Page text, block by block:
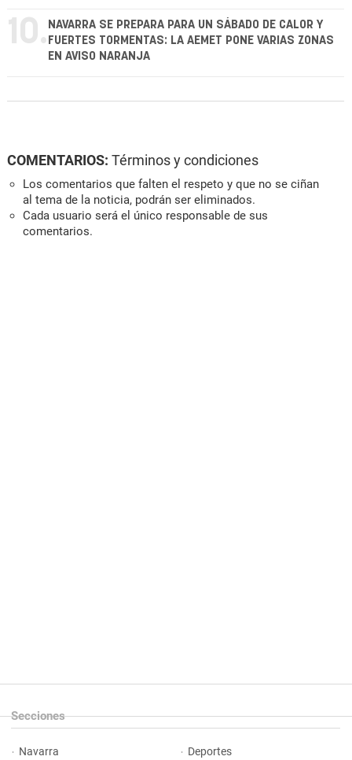
10. NAVARRA SE PREPARA PARA UN SÁBADO DE CALOR Y
FUERTES TORMENTAS: LA AEMET PONE VARIAS ZONAS
EN AVISO NARANJA
COMENTARIOS: Términos y condiciones
Los comentarios que falten el respeto y que no se ciñan
al tema de la noticia, podrán ser eliminados.
Cada usuario será el único responsable de sus
comentarios.
Secciones
Navarra Deportes